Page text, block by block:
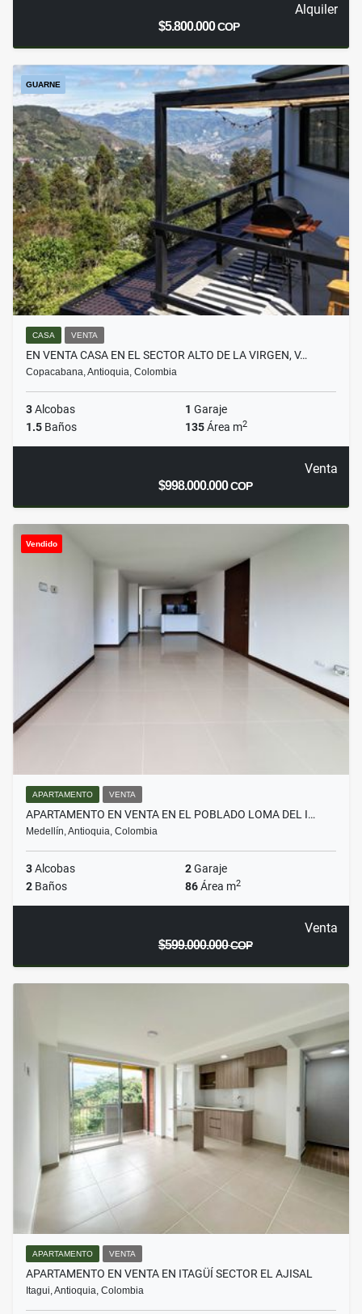
Alquiler
$5.800.000COP
GUARNE
CASA VENTA
EN VENTA CASA EN EL SECTOR ALTO DE LA VIRGEN, V…
Copacabana, Antioquia, Colombia
3Alcobas 1 Garaje
1.5 Baños 135Área m2
Venta
$998.000.000COP
Vendido
APARTAMENTO VENTA
APARTAMENTO EN VENTA EN EL POBLADO LOMA DEL I…
Medellín, Antioquia, Colombia
3Alcobas 2Garaje
2 Baños 86Área m2
Venta
$599.000.000COP
APARTAMENTO VENTA
APARTAMENTO EN VENTA EN ITAGÜÍ SECTOR EL AJISAL
Itagui, Antioquia, Colombia